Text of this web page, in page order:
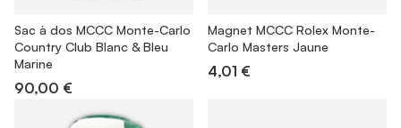
Sac à dos MCCC Monte-Carlo
Country Club Blanc & Bleu
Marine
90,00 €
Magnet MCCC Rolex Monte-
Carlo Masters Jaune
4,01 €